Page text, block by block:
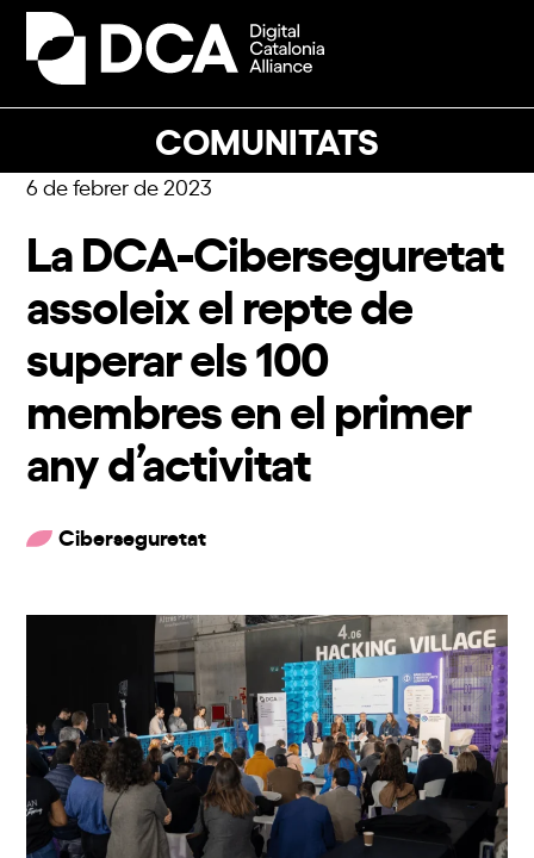
Skip
content
COMUNITATS
Open
mobile
Close
mobile
6 de febrer de 2023
La DCA-Ciberseguretat
assoleix el repte de
superar els 100
membres en el primer
any d’activitat
Ciberseguretat